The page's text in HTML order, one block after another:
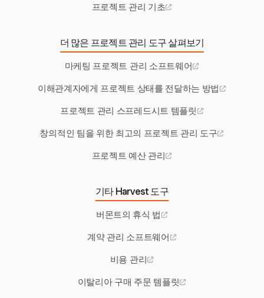
프로젝트 관리 기초
더 많은 프로젝트 관리 도구 살펴보기
마케팅 프로젝트 관리 소프트웨어
이해관계자에게 프로젝트 상태를 전달하는 방법
프로젝트 관리 스프레드시트 템플릿
창의적인 팀을 위한 최고의 프로젝트 관리 도구
프로젝트 예산 관리
기타 Harvest 도구
버몬트의 휴식 법
계약 관리 소프트웨어
비용 관리
이탈리아 구매 주문 템플릿